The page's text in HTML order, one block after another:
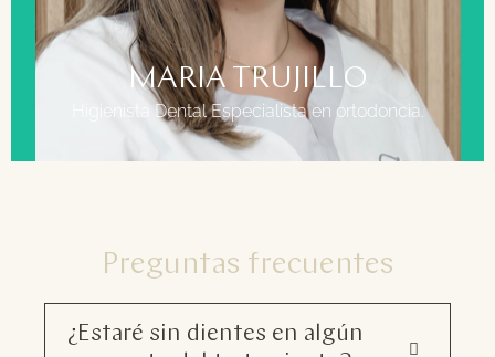
MARIA TRUJILLO
Higienista Dental Especialista en ortodoncia.
Preguntas frecuentes
¿Estaré sin dientes en algún